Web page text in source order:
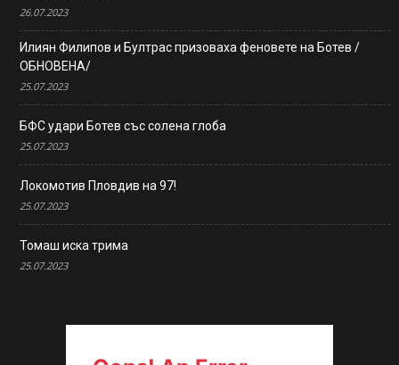
26.07.2023
Илиян Филипов и Бултрас призоваха феновете на Ботев /
ОБНОВЕНА/
25.07.2023
БФС удари Ботев със солена глоба
25.07.2023
Локомотив Пловдив на 97!
25.07.2023
Томаш иска трима
25.07.2023